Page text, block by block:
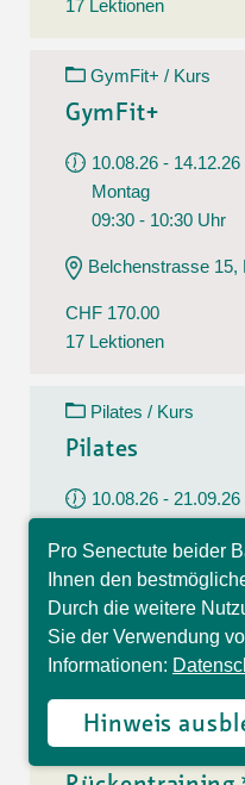
17 Lektionen
GymFit+ / Kurs
GymFit+
10.08.26 - 14.12.26
Montag
09:30 - 10:30 Uhr
Belchenstrasse 15,
CHF 170.00
17 Lektionen
Pilates / Kurs
Pilates
10.08.26 - 21.09.26
09:30 - 10:30 Uhr
Im Westfeld 6,
CHF 140.00
7 Lektionen
Rückentraining /
Pro Senectute beider
Ihnen den
Durch die weitere
Sie der Verwendung
Informationen:
Hinweis